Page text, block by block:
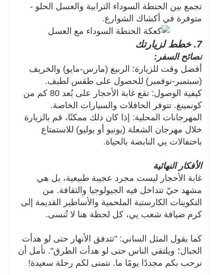
تجمع بين الحنطة السوداء الترابية والعسل الحلو -
متوفرة في أكشاك الشوارع.
7. خطط لزيارتك
نصائح السفر:
أفضل وقت للزيارة: الربيع (مارس-مايو) والخريف
(سبتمبر-نوفمبر) للحصول على طقس لطيف.
كيفية الوصول: تقع غابة الأحجار على بُعد 80 كم من
كونمينغ. تتوفر الحافلات والسيارات الخاصة.
المهرجانات المحلية: إذا كان ذلك ممكنًا، قم بالزيارة
خلال مهرجان الشعلة (يونيو أو يوليو) للاستمتاع
باحتفالات يي النابضة بالحياة.
الأفكار النهائية
غابة الأحجار ليست مجرد عجيبة طبيعية، بل هي
مشهد حيّ تتداخل فيه الجيولوجيا والثقافة. من
التكوينات الكارستية الملحمية والأساطير القديمة إلى
كرم ضيافة شعب يي، كل لحظة هنا لا تُنسى.
كما يقول المثل الساني: "تتدفق الأنهار حتى لو هدأت
الجبال؛ ويلتقي الناس حتى لو هدأت الطرق". نأمل أن
نرحب بكم مجددًا يومًا ما. نتمنى لكم رحلة سعيدة!